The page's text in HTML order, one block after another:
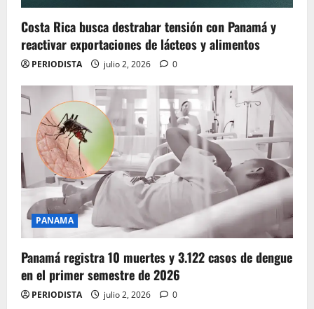
Costa Rica busca destrabar tensión con Panamá y
reactivar exportaciones de lácteos y alimentos
PERIODISTA julio 2, 2026 0
PANAMA
Panamá registra 10 muertes y 3.122 casos de dengue
en el primer semestre de 2026
PERIODISTA julio 2, 2026 0